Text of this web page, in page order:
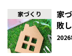
寝室のレイア
ここからは、寝室の
家づくり
家
敗
2026